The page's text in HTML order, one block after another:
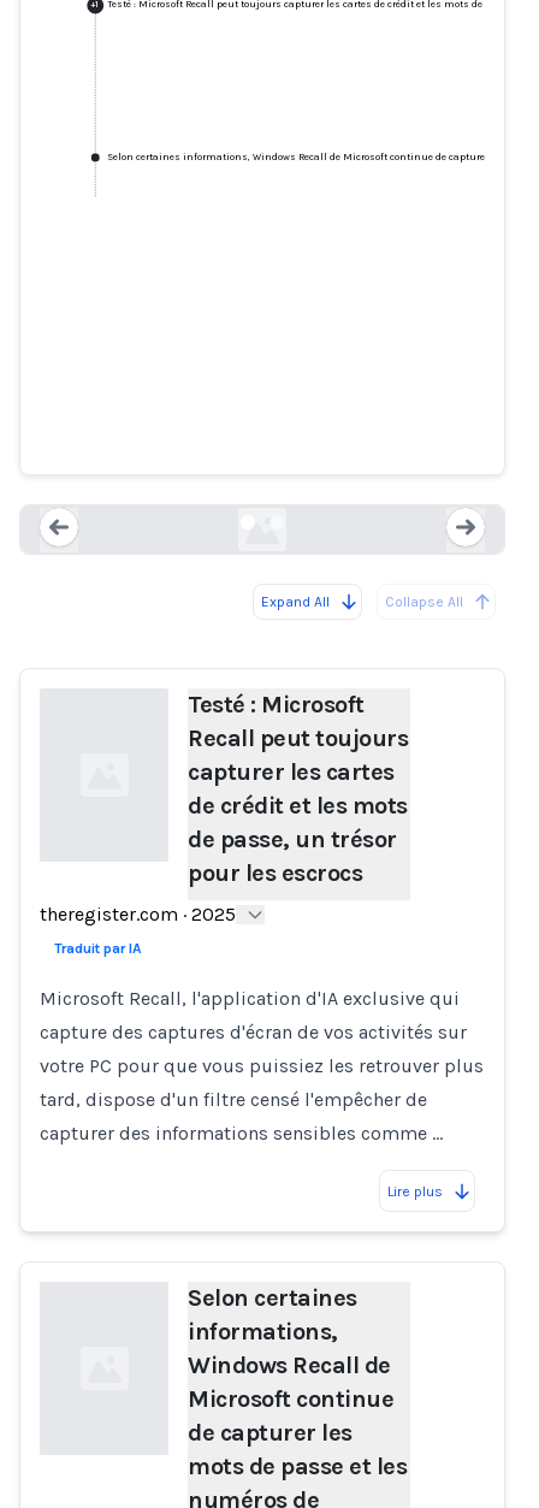
+1 Testé : Microsoft Recall peut toujours capturer les cartes de crédit et les mots de passe, un
Selon certaines informations, Windows Recall de Microsoft continue de capturer les
Expand All Collapse All
Loading...
Testé : Microsoft
Recall peut toujours
capturer les cartes
de crédit et les mots
de passe, un trésor
pour les escrocs
theregister.com · 2025
Traduit par IA
Microsoft Recall, l'application d'IA exclusive qui
capture des captures d'écran de vos activités sur
votre PC pour que vous puissiez les retrouver plus
tard, dispose d'un filtre censé l'empêcher de
capturer des informations sensibles comme …
Lire plus
Selon certaines
informations,
Windows Recall de
Microsoft continue
de capturer les
mots de passe et les
numéros de